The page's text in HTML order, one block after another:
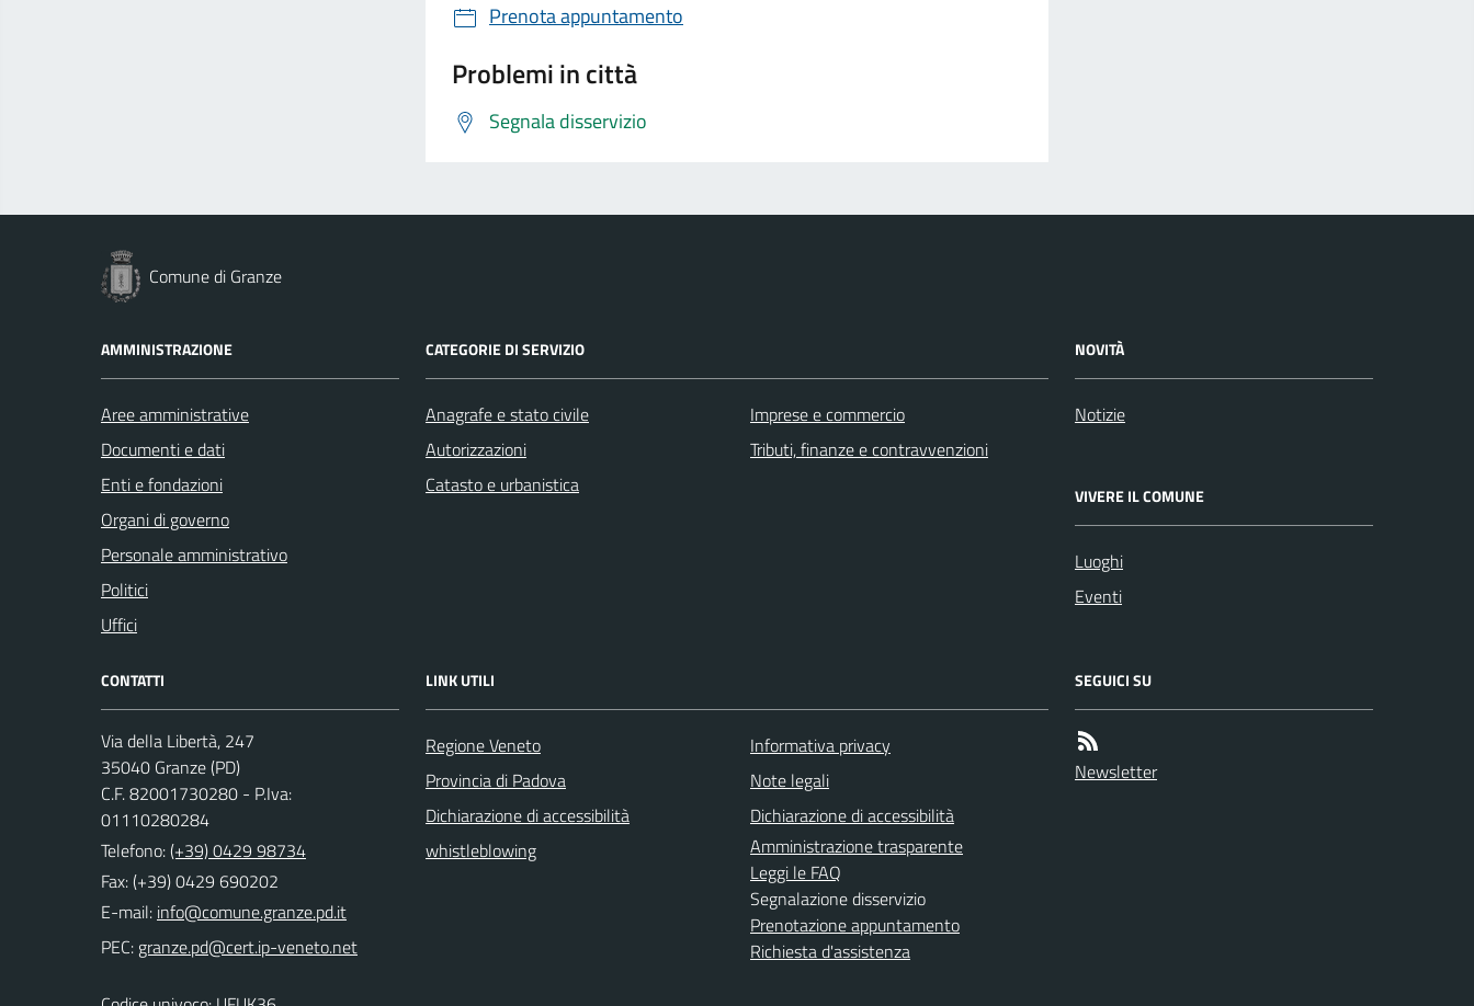
Prenota appuntamento
Problemi in città
Segnala disservizio
Comune di Granze
AMMINISTRAZIONE
Aree amministrative
Documenti e dati
Enti e fondazioni
Organi di governo
Personale amministrativo
Politici
Uffici
CATEGORIE DI SERVIZIO
Anagrafe e stato civile
Autorizzazioni
Catasto e urbanistica
Imprese e commercio
Tributi, finanze e contravvenzioni
NOVITÀ
Notizie
VIVERE IL COMUNE
Luoghi
Eventi
CONTATTI
Via della Libertà, 247
35040 Granze (PD)
C.F. 82001730280 - P.Iva:
01110280284
Telefono:(+39) 0429 98734
Fax: (+39) 0429 690202
E-mail:
PEC:
LINK UTILI
Regione Veneto
Provincia di Padova
Dichiarazione di accessibilità
whistleblowing
Informativa privacy
Note legali
Dichiarazione di accessibilità
Amministrazione trasparente
Leggi le FAQ
Segnalazione disservizio
Prenotazione appuntamento
Richiesta d'assistenza
SEGUICI SU
Newsletter